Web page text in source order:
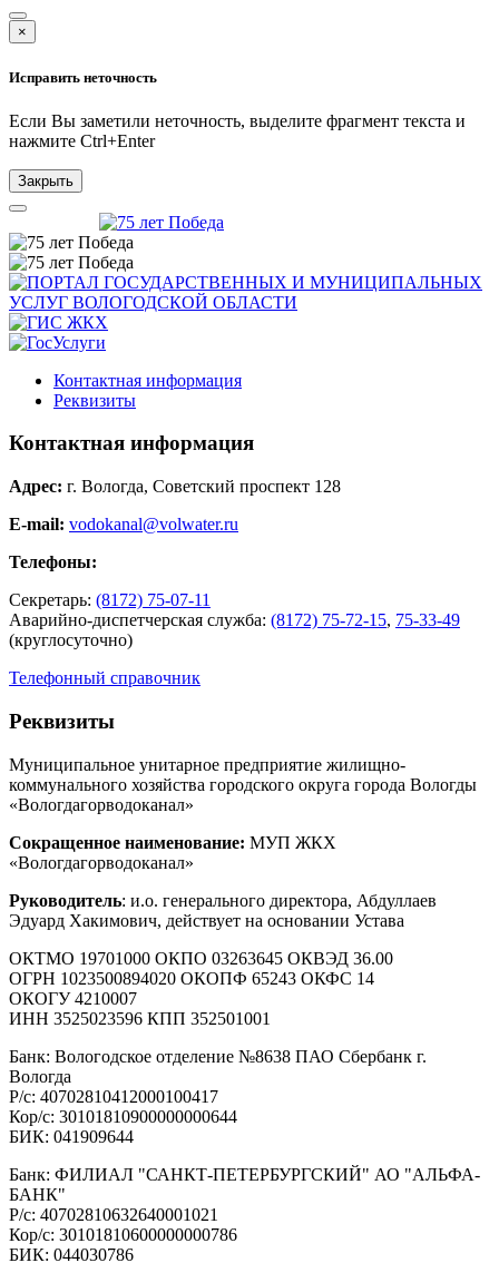
×
Исправить неточность
Если Вы заметили неточность, выделите фрагмент текста и
нажмите Ctrl+Enter
Закрыть
Контактная информация
Реквизиты
Контактная информация
Адрес: г. Вологда, Советский проспект 128
E-mail: vodokanal@volwater.ru
Телефоны:
Секретарь: (8172) 75-07-11
Аварийно-диспетчерская служба: (8172) 75-72-15, 75-33-49
(круглосуточно)
Телефонный справочник
Реквизиты
Муниципальное унитарное предприятие жилищно-
коммунального хозяйства городского округа города Вологды
«Вологдагорводоканал»
Сокращенное наименование: МУП ЖКХ
«Вологдагорводоканал»
Руководитель: и.о. генерального директора, Абдуллаев
Эдуард Хакимович, действует на основании Устава
ОКТМО 19701000 ОКПО 03263645 ОКВЭД 36.00
ОГРН 1023500894020 ОКОПФ 65243 ОКФС 14
ОКОГУ 4210007
ИНН 3525023596 КПП 352501001
Банк: Вологодское отделение №8638 ПАО Сбербанк г.
Вологда
Р/с: 40702810412000100417
Кор/с: 30101810900000000644
БИК: 041909644
Банк: ФИЛИАЛ "САНКТ-ПЕТЕРБУРГСКИЙ" АО "АЛЬФА-
БАНК"
Р/с: 40702810632640001021
Кор/с: 30101810600000000786
БИК: 044030786